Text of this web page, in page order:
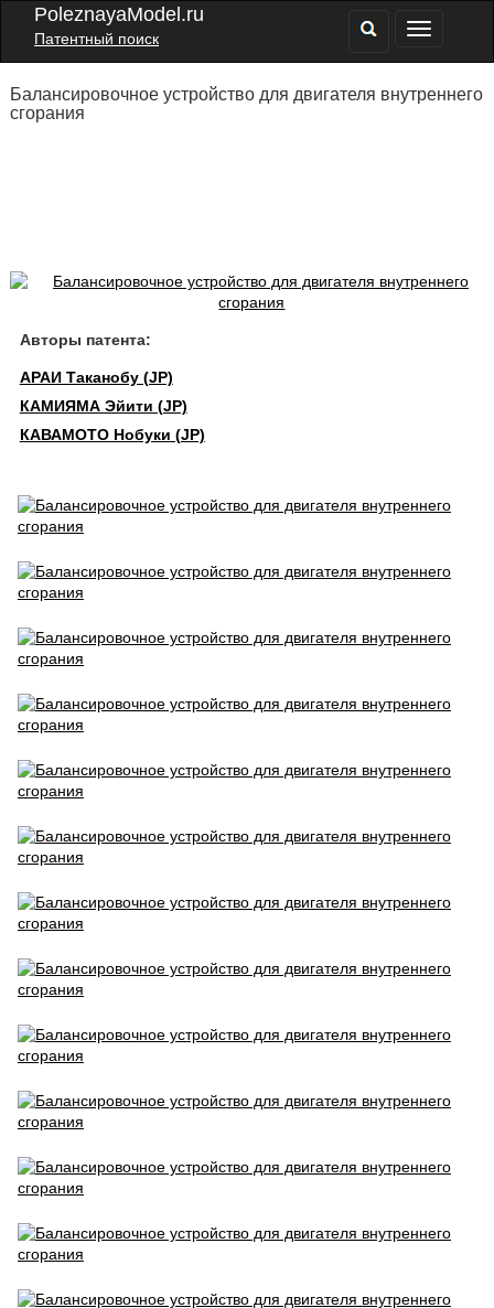
PoleznayaModel.ru
Патентный поиск
Балансировочное устройство для двигателя внутреннего
сгорания
Авторы патента:
АРАИ Таканобу (JP)
КАМИЯМА Эйити (JP)
КАВАМОТО Нобуки (JP)